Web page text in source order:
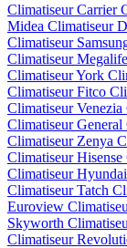
Climatiseur Carrier
Midea Climatiseur
Climatiseur
Climatiseur Megalife
Climatiseur York
Climatiseur Fitco
Climatiseur Venezia
Climatiseur General
Climatiseur Zenya
Climatiseur Hisense
Climatiseur Hyundai
Climatiseur Tatch
Euroview
Skyworth
Climatiseur